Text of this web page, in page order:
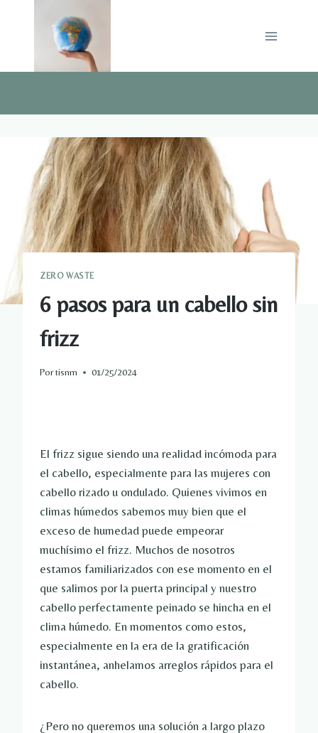
ZERO WASTE
6 pasos para un cabello sin
frizz
Portisnm 01/25/2024
El frizz sigue siendo una realidad incómoda para
el cabello, especialmente para las mujeres con
cabello rizado u ondulado. Quienes vivimos en
climas húmedos sabemos muy bien que el
exceso de humedad puede empeorar
muchísimo el frizz. Muchos de nosotros
estamos familiarizados con ese momento en el
que salimos por la puerta principal y nuestro
cabello perfectamente peinado se hincha en el
clima húmedo. En momentos como estos,
especialmente en la era de la gratificación
instantánea, anhelamos arreglos rápidos para el
cabello.
¿Pero no queremos una solución a largo plazo